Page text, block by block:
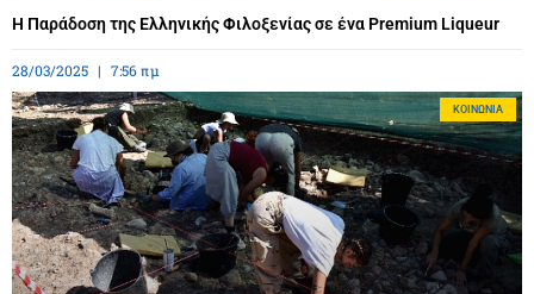
Η Παράδοση της Ελληνικής Φιλοξενίας σε ένα Premium Liqueur
28/03/2025 7:56 πμ
ΚΟΙΝΩΝΊΑ